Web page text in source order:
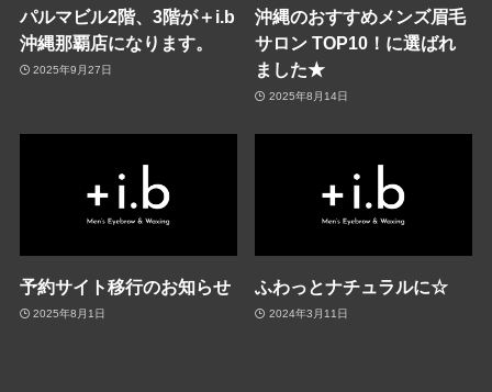
パルマビル2階、3階が＋i.b
沖縄那覇店になります。
2025年9月27日
沖縄のおすすめメンズ眉毛
サロン TOP10！に選ばれ
ました★
2025年8月14日
予約サイト移行のお知らせ
2025年8月1日
ふわっとナチュラルに☆
2024年3月11日